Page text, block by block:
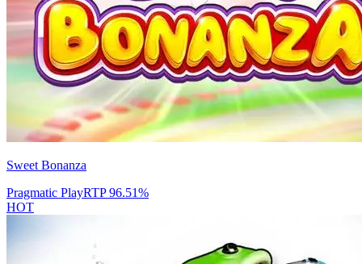
Sweet Bonanza
Pragmatic PlayRTP96.51%
HOT